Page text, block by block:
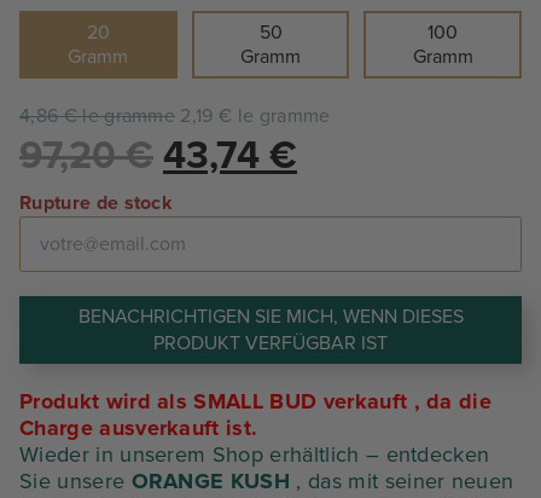
20
Gramm
50
Gramm
100
Gramm
4,86 € le gramme 2,19 € le gramme
97,20€ Le
prix
initial
était :
97,20 €.
43,74 €
est :
43,74 €.
Rupture de stock
BENACHRICHTIGEN SIE MICH, WENN DIESES
PRODUKT VERFÜGBAR IST
Produkt wird als SMALL BUD verkauft , da die
Charge ausverkauft ist.
Wieder in unserem Shop erhältlich – entdecken
Sie unsere ORANGE KUSH , das mit seiner neuen